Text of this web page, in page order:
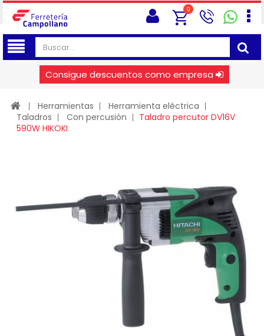
0
Consigue descuentos como empresa
Herramientas
Herramienta eléctrica
Taladros
Con percusión
Taladro percutor DV16V
590W HIKOKI